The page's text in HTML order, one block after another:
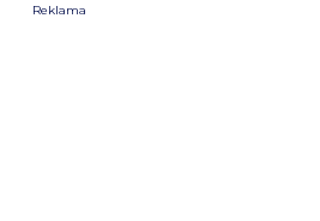
Reklama